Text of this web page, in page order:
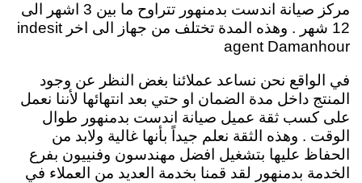
مركز صيانة اندست بدمنهور تتراوح ما بين 3 اشهر الى
12 شهر . وهذه المدة تختلف من جهاز الى اخر indesit
agent Damanhour
في الواقع نحن نساعد عملائنا بغض النظر عن وجود
المنتج داخل مدة الضمان او حتي بعد انتهائها لأننا نعمل
على كسب ثقة عميل صيانة اندست بدمنهور طوال
الوقت . وهذه الثقة نعلم جيداً بأنها غالية ولابد من
الحفاظ عليها بتشغيل افضل مهندسون وفنييون بفرع
الخدمة بدمنهور لقد قمنا بخدمة العديد من العملاء في